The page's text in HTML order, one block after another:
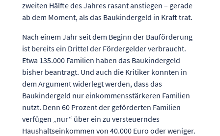
zweiten Hälfte des Jahres rasant anstiegen – gerade
ab dem Moment, als das Baukindergeld in Kraft trat.
Nach einem Jahr seit dem Beginn der Bauförderung
ist bereits ein Drittel der Fördergelder verbraucht.
Etwa 135.000 Familien haben das Baukindergeld
bisher beantragt. Und auch die Kritiker konnten in
dem Argument widerlegt werden, dass das
Baukindergeld nur einkommensstärkeren Familien
nutzt. Denn 60 Prozent der geförderten Familien
verfügen „nur“ über ein zu versteuerndes
Haushaltseinkommen von 40.000 Euro oder weniger.